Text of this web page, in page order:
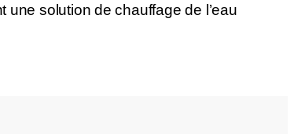
une solution de chauffage de l’eau